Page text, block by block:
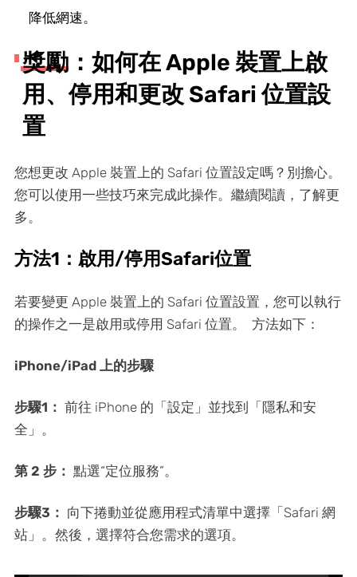
降低網速。
獎勵：如何在 Apple 裝置上啟
用、停用和更改 Safari 位置設
置
您想更改 Apple 裝置上的 Safari 位置設定嗎？別擔心。
您可以使用一些技巧來完成此操作。繼續閱讀，了解更
多。
方法1：啟用/停用Safari位置
若要變更 Apple 裝置上的 Safari 位置設置，您可以執行
的操作之一是啟用或停用 Safari 位置。
方法如下：
iPhone/iPad 上的步驟
步驟1： 前往 iPhone 的「設定」並找到「隱私和安
全」。
第 2 步： 點選“定位服務”。
步驟3： 向下捲動並從應用程式清單中選擇「Safari 網
站」。然後，選擇符合您需求的選項。